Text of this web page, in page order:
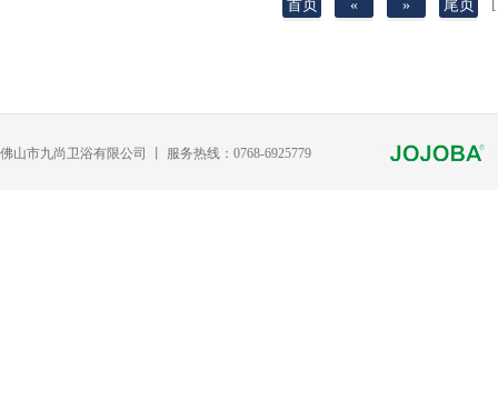
首页 « » 尾页
佛山市九尚卫浴有限公司 丨 服务热线：0768-6925779